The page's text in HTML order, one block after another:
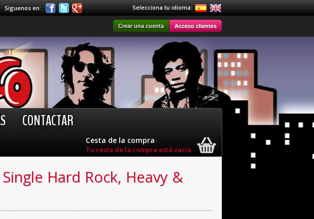
Síguenos en: Selecciona tu idioma:
Crear una cuenta Acceso clientes
CONTACTAR
Cesta de la compra
Tu cesta de la compra está vacía
Single Hard Rock, Heavy &